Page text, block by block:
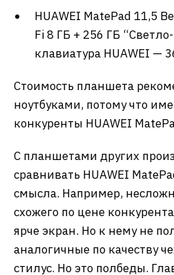
HUAWEI MatePad 11,5
Fi 8 ГБ + 256 ГБ
клавиатура HUAWEI —
Стоимость планшета
ноутбуками, потому что
конкуренты HUAWEI
С планшетами других
сравнивать HUAWEI
смысла. Например,
схожего по цене
ярче экран. Но к нему не
аналогичные по качеству
стилус. Но это полбеды.